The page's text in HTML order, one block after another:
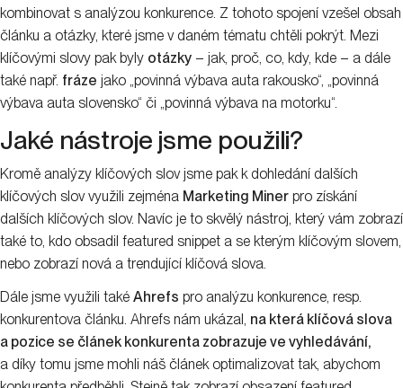
kombinovat s analýzou konkurence. Z tohoto spojení vzešel obsah
článku a otázky, které jsme v daném tématu chtěli pokrýt. Mezi
klíčovými slovy pak byly otázky – jak, proč, co, kdy, kde – a dále
také např. fráze jako „povinná výbava auta rakousko“, „povinná
výbava auta slovensko“ či „povinná výbava na motorku“.
Jaké nástroje jsme použili?
Kromě analýzy klíčových slov jsme pak k dohledání dalších
klíčových slov využili zejména Marketing Miner pro získání
dalších klíčových slov. Navíc je to skvělý nástroj, který vám zobrazí
také to, kdo obsadil featured snippet a se kterým klíčovým slovem,
nebo zobrazí nová a trendující klíčová slova.
Dále jsme využili také Ahrefs pro analýzu konkurence, resp.
konkurentova článku. Ahrefs nám ukázal, na která klíčová slova
a pozice se článek konkurenta zobrazuje ve vyhledávání,
a díky tomu jsme mohli náš článek optimalizovat tak, abychom